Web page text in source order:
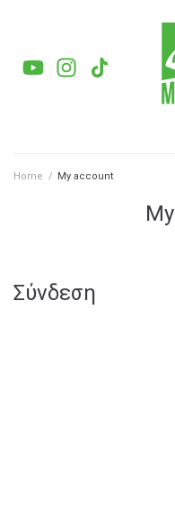
Home / My account
Σύνδεση